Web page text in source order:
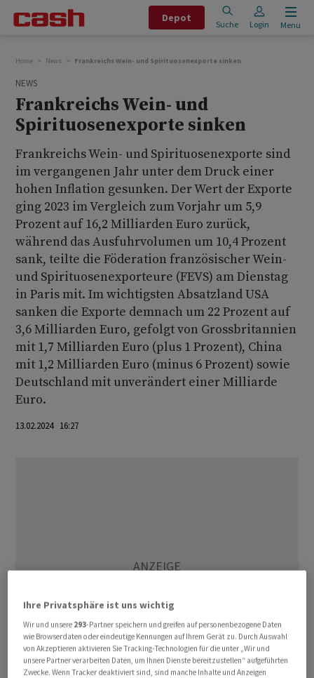
Depot
Suche Login Menu
Home News Frankreichs Wein- und Spirituosenexporte sinken
NEWS
Frankreichs Wein- und
Spirituosenexporte sinken
Frankreichs Wein- und Spirituosenexporte sind
im vergangenen Jahr unter dem Druck einer
hohen Inflation gesunken. Der Wert der Exporte
ging 2023 im Vergleich zum Vorjahr um 5,9
Prozent auf 16,2 Milliarden Euro zurück,
während das Ausfuhrvolumen um 10,4 Prozent
sank, teilte die Föderation französischer Wein-
und Spirituosenexporteure (FEVS) am Dienstag
in Paris mit. Im wichtigsten Absatzland USA
sanken die Exporte demnach um 22 Prozent auf
3,6 Milliarden Euro, gefolgt von Grossbritannien
mit 1,7 Milliarden Euro (plus 1 Prozent), China
mit 1,2 Milliarden Euro (minus 6 Prozent) sowie
Deutschland mit unverändert einer Milliarde
Euro.
13.02.2024 16:27
Ihre Privatsphäre ist uns wichtig
Wir und unsere 293-Partner speichern und greifen auf personenbezogene Daten
wie Browserdaten oder eindeutige Kennungen auf Ihrem Gerät zu. Durch Auswahl
von Akzeptieren aktivieren Sie Tracking-Technologien für die unter „Wir und
unsere Partner verarbeiten Daten, um Ihnen Dienste bereitzustellen“ aufgeführten
Zwecke. Wenn Tracker deaktiviert sind, sind manche Inhalte und Anzeigen